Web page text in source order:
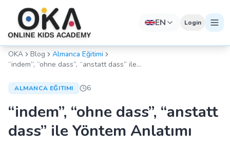
EN Login
OKA Blog
Almanca Eğitimi
“indem”, “ohne dass”, “anstatt dass” ile
ALMANCA EĞITIMI 6
“indem”, “ohne dass”, “anstatt
dass” ile Yöntem Anlatımı